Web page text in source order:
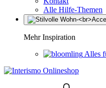
Alle Hilfe-Themen
Mehr Inspiration
Alles